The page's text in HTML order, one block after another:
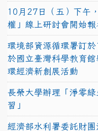
10月27日（五）下午
權」線上研討會開始
環境部資源循環署訂
於國立臺灣科學教育
環經濟新創展活動
長榮大學辦理「淨零
習」
經濟部水利署委託財